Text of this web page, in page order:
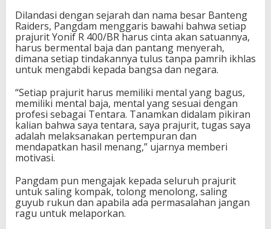
Dilandasi dengan sejarah dan nama besar Banteng
Raiders, Pangdam menggaris bawahi bahwa setiap
prajurit Yonif R 400/BR harus cinta akan satuannya,
harus bermental baja dan pantang menyerah,
dimana setiap tindakannya tulus tanpa pamrih ikhlas
untuk mengabdi kepada bangsa dan negara.
“Setiap prajurit harus memiliki mental yang bagus,
memiliki mental baja, mental yang sesuai dengan
profesi sebagai Tentara. Tanamkan didalam pikiran
kalian bahwa saya tentara, saya prajurit, tugas saya
adalah melaksanakan pertempuran dan
mendapatkan hasil menang,” ujarnya memberi
motivasi.
Pangdam pun mengajak kepada seluruh prajurit
untuk saling kompak, tolong menolong, saling
guyub rukun dan apabila ada permasalahan jangan
ragu untuk melaporkan.